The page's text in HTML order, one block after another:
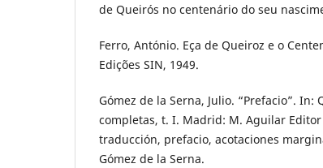
de Queirós no centenário do seu
Ferro, António. Eça de Queiroz e o
Edições SIN, 1949.
Gómez de la Serna, Julio. “Prefacio”. In:
completas, t. I. Madrid: M. Aguilar Editor
traducción, prefacio, acotaciones
Gómez de la Serna.